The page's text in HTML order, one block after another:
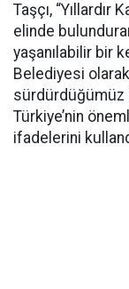
Taşçı, “Yıllardır
elinde
yaşanılabilir bir
Belediyesi
sürdürdüğümüz
Türkiye’nin
ifadelerini